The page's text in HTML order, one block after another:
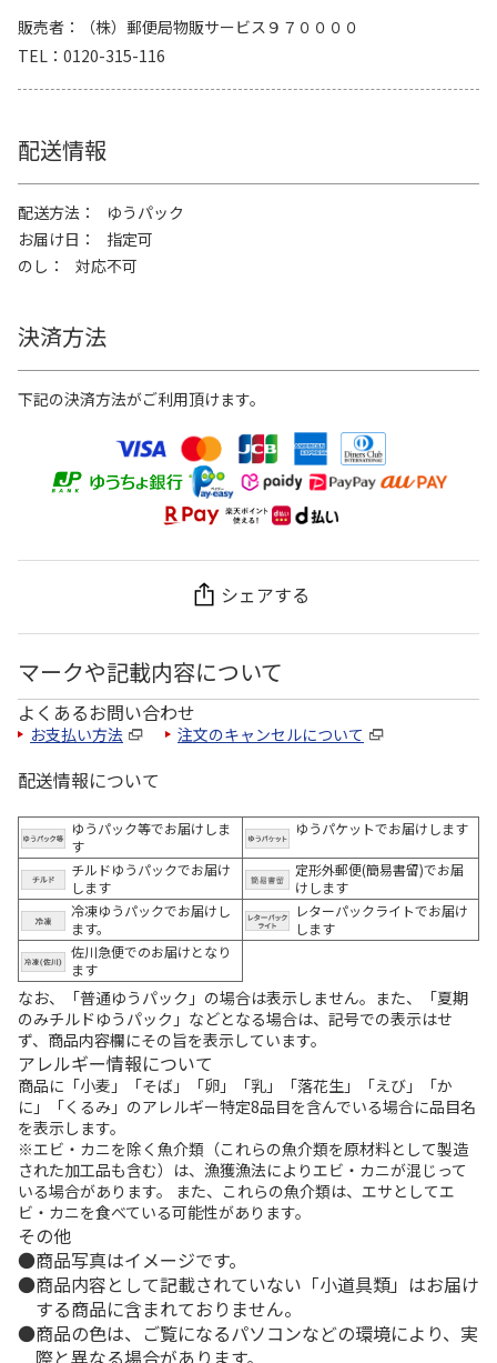
販売者
（株）郵便局物販サービス９７００００
TEL
0120-315-116
配送情報
配送方法
ゆうパック
お届け日
指定可
のし
対応不可
決済方法
下記の決済方法がご利用頂けます。
シェアする
マークや記載内容について
よくあるお問い合わせ
お支払い方法 注文のキャンセルについて
配送情報について
ゆうパック等でお届けしま
す
ゆうパケットでお届けします
チルドゆうパックでお届け
します
定形外郵便(簡易書留)でお届
けします
冷凍ゆうパックでお届けし
ます。
レターパックライトでお届け
します
佐川急便でのお届けとなり
ます
なお、「普通ゆうパック」の場合は表示しません。また、「夏期
のみチルドゆうパック」などとなる場合は、記号での表示はせ
ず、商品内容欄にその旨を表示しています。
アレルギー情報について
商品に「小麦」「そば」「卵」「乳」「落花生」「えび」「か
に」「くるみ」のアレルギー特定8品目を含んでいる場合に品目名
を表示します。
※エビ・カニを除く魚介類（これらの魚介類を原材料として製造
された加工品も含む）は、漁獲漁法によりエビ・カニが混じって
いる場合があります。 また、これらの魚介類は、エサとしてエ
ビ・カニを食べている可能性があります。
その他
商品写真はイメージです。
商品内容として記載されていない「小道具類」はお届け
する商品に含まれておりません。
商品の色は、ご覧になるパソコンなどの環境により、実
際と異なる場合があります。